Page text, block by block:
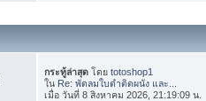
กระทู้ล่าสุด โดยtotoshop1
ใน Re: พัดลมใบดำติดผนัง และ...
เมื่อ วันที่ 8 สิงหาคม 2026, 21:19:09 น.